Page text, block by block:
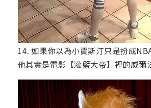
14. 如果你以為小賈斯汀只是扮成
他其實是電影【灌籃大帝】裡的威爾